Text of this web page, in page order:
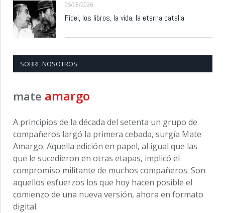
05/08/2026
Fidel, los libros, la vida, la eterna batalla
SOBRE NOSOTROS
mate amargo
A principios de la década del setenta un grupo de
compañeros largó la primera cebada, surgía Mate
Amargo. Aquella edición en papel, al igual que las
que le sucedieron en otras etapas, implicó el
compromiso militante de muchos compañeros. Son
aquellos esfuerzos los que hoy hacen posible el
comienzo de una nueva versión, ahora en formato
digital.